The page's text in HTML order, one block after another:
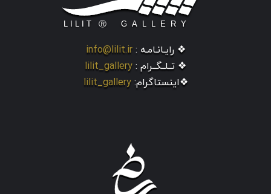
❖ رایـانـامـه : info@lilit.ir
❖ تــلــگــرام : lilit_gallery
❖اینستاگرام: lilit_gallery